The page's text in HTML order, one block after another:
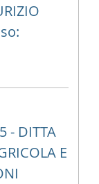
- DITTA
E